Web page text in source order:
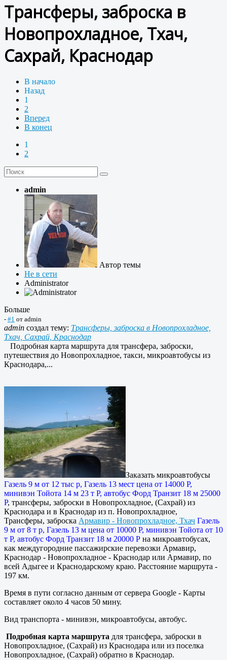
Трансферы, заброска в
Новопрохладное, Тхач,
Сахрай, Краснодар
В начало
Назад
1
2
Вперед
В конец
1
2
admin
Автор темы
Не в сети
Administrator
Больше
- #1 от admin
admin создал тему: Трансферы, заброска в Новопрохладное,
Тхач, Сахрай, Краснодар
Подробная карта маршрута для трансфера, заброски,
путешествия до Новопрохладное, такси, микроавтобусы из
Краснодара,...
Заказать микроавтобусы
Газель 9 м от 12 тыс р, Газель 13 мест цена от 14000 Р,
минивэн Тойота 14 м 23 т Р, автобус Форд Транзит 18 м 25000
Р, трансферы, заброски в Новопрохладное, (Сахрай) из
Краснодара и в Краснодар из п. Новопрохладное,
Трансферы, заброска Армавир - Новопрохладное, Тхач Газель
9 м от 8 т р, Газель 13 м цена от 10000 Р, минивэн Тойота от 10
т Р, автобус Форд Транзит 18 м 20000 Р на микроавтобусах,
как междугородние пассажирские перевозки Армавир,
Краснодар - Новопрохладное - Краснодар или Армавир, по
всей Адыгее и Краснодарскому краю. Расстояние маршрута -
197 км.
Время в пути согласно данным от сервера Google - Карты
составляет около 4 часов 50 мину.
Вид транспорта - минивэн, микроавтобусы, автобус.
Подробная карта маршрута для трансфера, заброски в
Новопрохладное, (Сахрай) из Краснодара или из поселка
Новопрохладное, (Сахрай) обратно в Краснодар.